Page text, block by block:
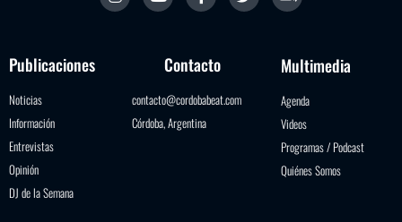
Publicaciones
Noticias
Información
Entrevistas
Opinión
DJ de la Semana
Contacto
contacto@cordobabeat.com
Córdoba, Argentina
Multimedia
Agenda
Videos
Programas / Podcast
Quiénes Somos